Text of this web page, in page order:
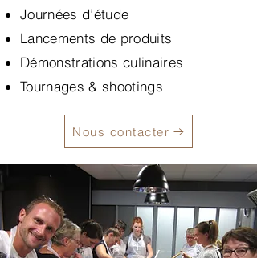
Journées d’étude
Lancements de produits
Démonstrations culinaires
Tournages & shootings
Nous contacter